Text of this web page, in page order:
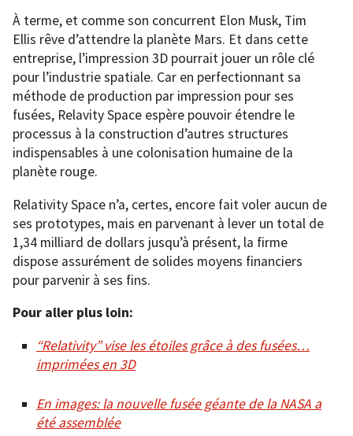
À terme, et comme son concurrent Elon Musk, Tim
Ellis rêve d’attendre la planète Mars. Et dans cette
entreprise, l’impression 3D pourrait jouer un rôle clé
pour l’industrie spatiale. Car en perfectionnant sa
méthode de production par impression pour ses
fusées, Relavity Space espère pouvoir étendre le
processus à la construction d’autres structures
indispensables à une colonisation humaine de la
planète rouge.
Relativity Space n’a, certes, encore fait voler aucun de
ses prototypes, mais en parvenant à lever un total de
1,34 milliard de dollars jusqu’à présent, la firme
dispose assurément de solides moyens financiers
pour parvenir à ses fins.
Pour aller plus loin:
“Relativity” vise les étoiles grâce à des fusées…
imprimées en 3D
En images: la nouvelle fusée géante de la NASA a
été assemblée